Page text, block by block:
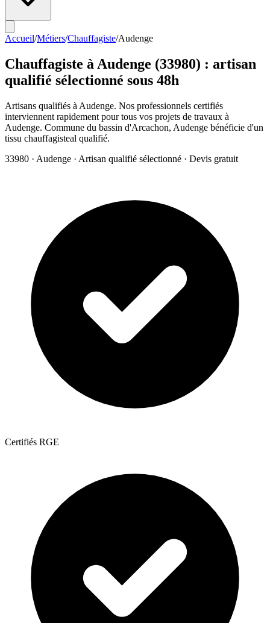
Accueil/Métiers/Chauffagiste/Audenge
Chauffagiste à Audenge (33980) : artisan
qualifié sélectionné sous 48h
Artisans qualifiés à Audenge. Nos professionnels certifiés
interviennent rapidement pour tous vos projets de travaux à
Audenge. Commune du bassin d'Arcachon, Audenge bénéficie d'un
tissu chauffagisteal qualifié.
33980 · Audenge · Artisan qualifié sélectionné · Devis gratuit
Certifiés RGE